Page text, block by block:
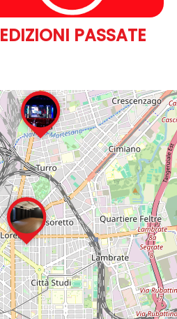
EDIZIONI PASSATE